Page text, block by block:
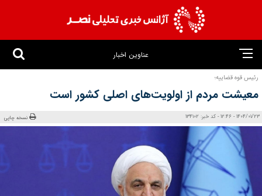
عناوین اخبار
رئیس قوه قضاییه؛
معیشت مردم از اولویت‌های اصلی کشور است
1404/01/23 - 12:46 - کد خبر: 134102 نسخه چاپی